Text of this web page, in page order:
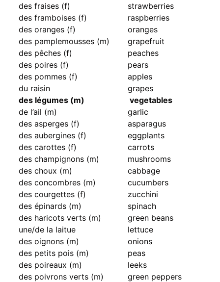
des fraises (f)
strawberries
des framboises (f)
raspberries
des oranges (f)
oranges
des pamplemousses (m)
grapefruit
des pêches (f)
peaches
des poires (f)
pears
des pommes (f)
apples
du raisin
grapes
des légumes (m)
vegetables
de l’ail (m)
garlic
des asperges (f)
asparagus
des aubergines (f)
eggplants
des carottes (f)
carrots
des champignons (m)
mushrooms
des choux (m)
cabbage
des concombres (m)
cucumbers
des courgettes (f)
zucchini
des épinards (m)
spinach
des haricots verts (m)
green beans
une/de la laitue
lettuce
des oignons (m)
onions
des petits pois (m)
peas
des poireaux (m)
leeks
des poivrons verts (m)
green peppers